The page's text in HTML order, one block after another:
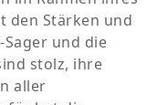
den Stärken und
Sager und die
stolz, ihre
aller